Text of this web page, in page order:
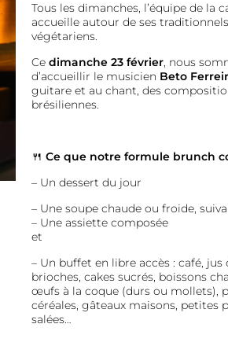
Tous les dimanches, l’équipe de la
accueille autour de ses
végétariens.
Ce dimanche 23 février, nous
d’accueillir le musicien Beto
guitare et au chant, des
brésiliennes.
🍴 Ce que notre formule brunch
– Un dessert du jour
– Une soupe chaude ou froide,
– Une assiette composée
et
– Un buffet en libre accès : café, jus
brioches, cakes sucrés, boissons
œufs à la coque (durs ou mollets),
céréales, gâteaux maisons, petites
salées…